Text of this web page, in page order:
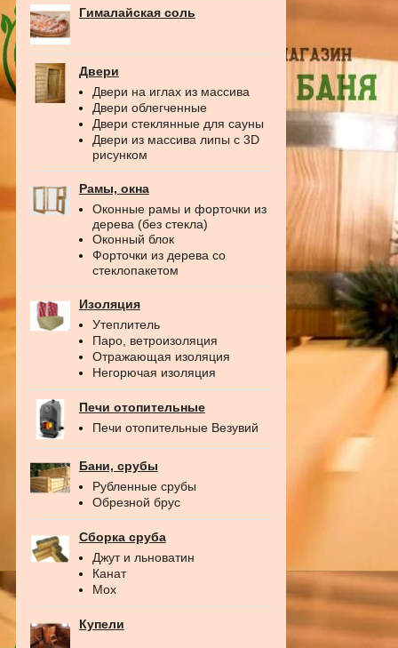
Гималайская соль
Двери
Двери на иглах из массива
Двери облегченные
Двери стеклянные для сауны
Двери из массива липы с 3D
рисунком
Рамы, окна
Оконные рамы и форточки из
дерева (без стекла)
Оконный блок
Форточки из дерева со
стеклопакетом
Изоляция
Утеплитель
Паро, ветроизоляция
Отражающая изоляция
Негорючая изоляция
Печи отопительные
Печи отопительные Везувий
Бани, срубы
Рубленные срубы
Обрезной брус
Сборка сруба
Джут и льноватин
Канат
Мох
Купели